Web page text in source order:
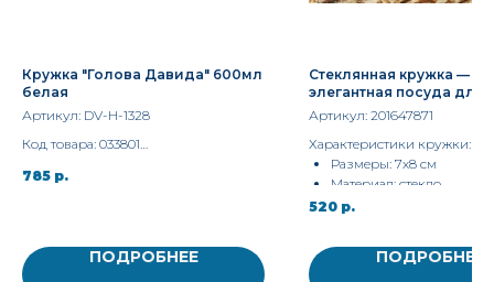
Кружка "Голова Давида" 600мл
белая
Артикул: DV-H-1328
Код товара: 033801
Бренд: Darvish
785 р.
ПОДРОБНЕЕ
Стеклянная кружка —
элегантная посуда для
любимых напитков
Артикул: 201647871
Характеристики кружки:
Размеры: 7х8 см
Материал: стекло
520 р.
ПОДРОБНЕЕ